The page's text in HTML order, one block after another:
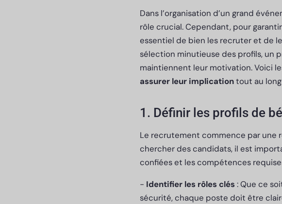
Dans l’organisation d’un grand
rôle crucial. Cependant, pour
essentiel de bien les recruter et de
sélection minutieuse des profils, un
maintiennent leur motivation. Voici
assurer leur implicationtout au
1. Définir les profils de
Le recrutement commence par une
chercher des candidats, il est
confiées et les compétences
- Identifier les rôles clés : Que ce
sécurité, chaque poste doit être